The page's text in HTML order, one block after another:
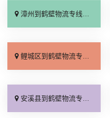
漳州到鹤壁物流专线_多少公里「专业靠谱」
鲤城区到鹤壁物流专线_送货到门「无需中转」
安溪县到鹤壁物流专线_天天发车「托运放心」